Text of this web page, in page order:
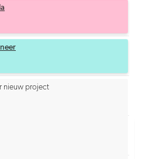
nieuw project